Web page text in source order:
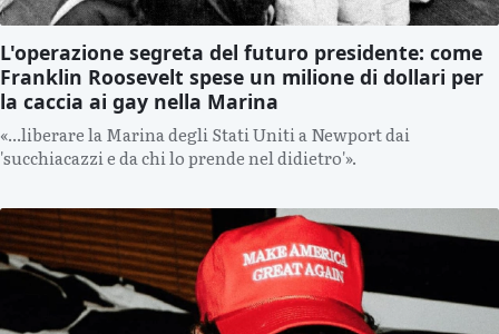
L'operazione segreta del futuro presidente: come
Franklin Roosevelt spese un milione di dollari per
la caccia ai gay nella Marina
«...liberare la Marina degli Stati Uniti a Newport dai
'succhiacazzi e da chi lo prende nel didietro'».